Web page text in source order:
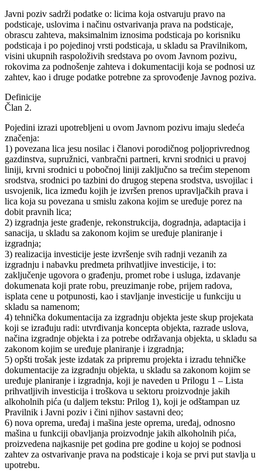
Javni poziv sadrži podatke o: licima koja ostvaruju pravo na
podsticaje, uslovima i načinu ostvarivanja prava na podsticaje,
obrascu zahteva, maksimalnim iznosima podsticaja po korisniku
podsticaja i po pojedinoj vrsti podsticaja, u skladu sa Pravilnikom,
visini ukupnih raspoloživih sredstava po ovom Javnom pozivu,
rokovima za podnošenje zahteva i dokumentaciji koja se podnosi uz
zahtev, kao i druge podatke potrebne za sprovođenje Javnog poziva.
Definicije
Član 2.
Pojedini izrazi upotrebljeni u ovom Javnom pozivu imaju sledeća
značenja:
1) povezana lica jesu nosilac i članovi porodičnog poljoprivrednog
gazdinstva, supružnici, vanbračni partneri, krvni srodnici u pravoj
liniji, krvni srodnici u pobočnoj liniji zaključno sa trećim stepenom
srodstva, srodnici po tazbini do drugog stepena srodstva, usvojilac i
usvojenik, lica između kojih je izvršen prenos upravljačkih prava i
lica koja su povezana u smislu zakona kojim se uređuje porez na
dobit pravnih lica;
2) izgradnja jeste građenje, rekonstrukcija, dogradnja, adaptacija i
sanacija, u skladu sa zakonom kojim se uređuje planiranje i
izgradnja;
3) realizacija investicije jeste izvršenje svih radnji vezanih za
izgradnju i nabavku predmeta prihvatljive investicije, i to:
zaključenje ugovora o građenju, promet robe i usluga, izdavanje
dokumenata koji prate robu, preuzimanje robe, prijem radova,
isplata cene u potpunosti, kao i stavljanje investicije u funkciju u
skladu sa namenom;
4) tehnička dokumentacija za izgradnju objekta jeste skup projekata
koji se izrađuju radi: utvrđivanja koncepta objekta, razrade uslova,
načina izgradnje objekta i za potrebe održavanja objekta, u skladu sa
zakonom kojim se uređuje planiranje i izgradnja;
5) opšti trošak jeste izdatak za pripremu projekta i izradu tehničke
dokumentacije za izgradnju objekta, u skladu sa zakonom kojim se
uređuje planiranje i izgradnja, koji je naveden u Prilogu 1 – Lista
prihvatljivih investicija i troškova u sektoru proizvodnje jakih
alkoholnih pića (u daljem tekstu: Prilog 1), koji je odštampan uz
Pravilnik i Javni poziv i čini njihov sastavni deo;
6) nova oprema, uređaj i mašina jeste oprema, uređaj, odnosno
mašina u funkciji obavljanja proizvodnje jakih alkoholnih pića,
proizvedena najkasnije pet godina pre godine u kojoj se podnosi
zahtev za ostvarivanje prava na podsticaje i koja se prvi put stavlja u
upotrebu.